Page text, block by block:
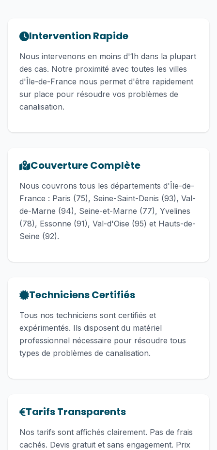
Intervention Rapide
Nous intervenons en moins d'1h dans la plupart
des cas. Notre proximité avec toutes les villes
d'Île-de-France nous permet d'être rapidement
sur place pour résoudre vos problèmes de
canalisation.
Couverture Complète
Nous couvrons tous les départements d'Île-de-
France : Paris (75), Seine-Saint-Denis (93), Val-
de-Marne (94), Seine-et-Marne (77), Yvelines
(78), Essonne (91), Val-d'Oise (95) et Hauts-de-
Seine (92).
Techniciens Certifiés
Tous nos techniciens sont certifiés et
expérimentés. Ils disposent du matériel
professionnel nécessaire pour résoudre tous
types de problèmes de canalisation.
Tarifs Transparents
Nos tarifs sont affichés clairement. Pas de frais
cachés. Devis gratuit et sans engagement. Prix